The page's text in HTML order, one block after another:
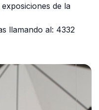
de la
llamando al: 4332